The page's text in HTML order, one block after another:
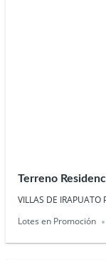
Terreno
VILLAS DE IRAPUATO
Lotes en Promoción